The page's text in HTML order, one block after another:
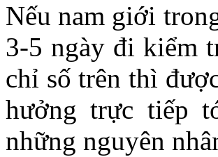
Nếu nam giới
3-5 ngày đi kiểm
chỉ số trên thì
hưởng trực tiếp
những nguyên